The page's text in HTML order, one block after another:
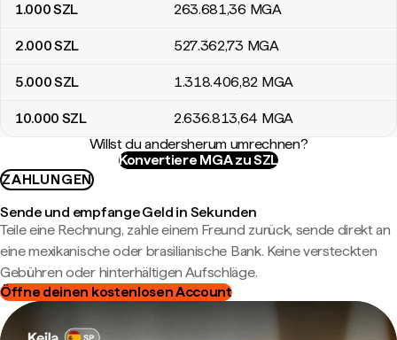
1.000SZL 263.681,36 MGA
2.000SZL 527.362,73 MGA
5.000SZL 1.318.406,82 MGA
10.000 SZL 2.636.813,64 MGA
Willst du andersherum umrechnen?
Konvertiere MGA zu SZL
ZAHLUNGEN
Sende und empfange Geld in Sekunden
Teile eine Rechnung, zahle einem Freund zurück, sende direkt an
eine mexikanische oder brasilianische Bank. Keine versteckten
Gebühren oder hinterhältigen Aufschläge.
Öffne deinen kostenlosen Account